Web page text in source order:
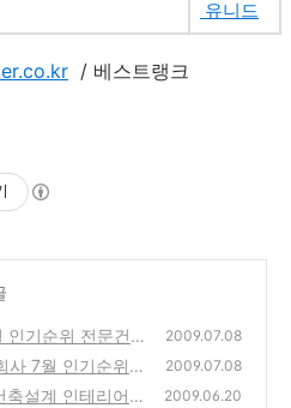
유니드
/ 베스트랭크
기순위 전문건
테리어
(0)
2009.07.08
사 7월 인기순위
2009.07.08
설계 인테리어업
2009.06.20